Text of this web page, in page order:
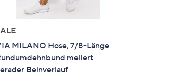
MILANO Hose, 7/8-Länge
meliert
Beinverlauf